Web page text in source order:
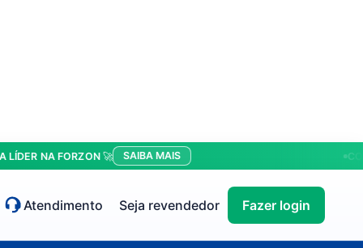
NA FORZON 🚀 SAIBA MAIS
Atendimento Seja revendedor Fazer login